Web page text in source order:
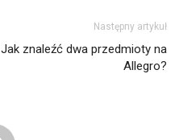
Następny artykuł
Jak znaleźć dwa przedmioty na
Allegro?